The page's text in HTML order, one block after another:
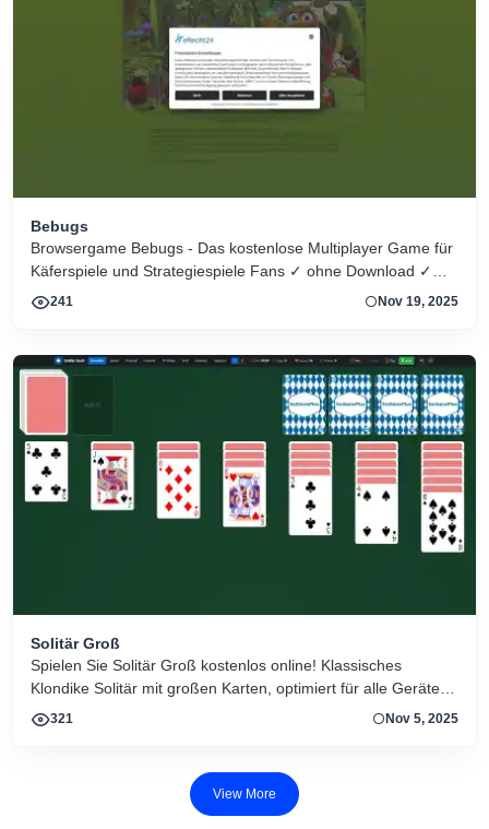
Bebugs
Browsergame Bebugs - Das kostenlose Multiplayer Game für
Käferspiele und Strategiespiele Fans ✓ ohne Download ✓
kostenlos ✓ Echtzeit ✓ Jetzt online spielen!
241 Nov 19, 2025
Solitär Groß
Spielen Sie Solitär Groß kostenlos online! Klassisches
Klondike Solitär mit großen Karten, optimiert für alle Geräte.
Turn 1 & Turn 3 Modi, deutsche Sprache. Jetzt spielen!
321 Nov 5, 2025
View More